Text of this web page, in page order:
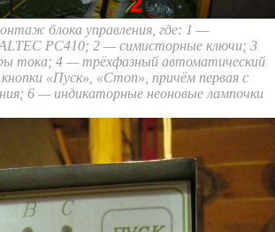
блока управления, где: 1 —
PC410; 2 — симисторные ключи; 3
тока; 4 — трёхфазный автоматический
«Пуск», «Стоп», причём первая с
6 — индикаторные неоновые лампочки